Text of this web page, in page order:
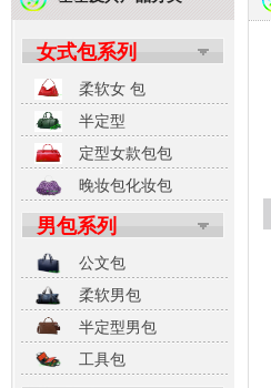
女式包系列
柔软女 包
半定型
定型女款包包
晚妆包化妆包
男包系列
公文包
柔软男包
半定型男包
工具包